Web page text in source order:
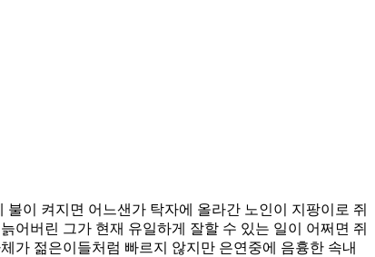
이 켜지면 어느샌가 탁자에 올라간 노인이 지팡이로 쥐
어버린 그가 현재 유일하게 잘할 수 있는 일이 어쩌면 쥐
가 젊은이들처럼 빠르지 않지만 은연중에 음흉한 속내